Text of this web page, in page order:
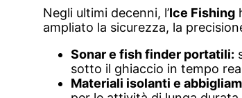
Negli ultimi decenni, l’Ice Fishing
ampliato la sicurezza, la
Sonar e fish finder portatili:
sotto il ghiaccio in tempo
Materiali isolanti e